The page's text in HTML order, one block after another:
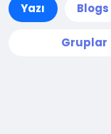
Yazı Blogs
Gruplar